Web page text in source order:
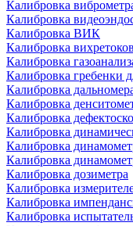
Калибровка
Калибровка
Калибровка ВИК
Калибровка
Калибровка
Калибровка гребенки
Калибровка
Калибровка
Калибровка
Калибровка
Калибровка
Калибровка
Калибровка дозиметра
Калибровка
Калибровка
Калибровка